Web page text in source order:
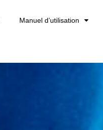
Manuel d’utilisation